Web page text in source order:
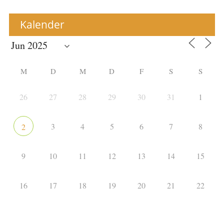
Kalender
M D M D F S S
26 27 28 29 30 31 1
2 3 4 5 6 7 8
9 10 11 12 13 14 15
16 17 18 19 20 21 22